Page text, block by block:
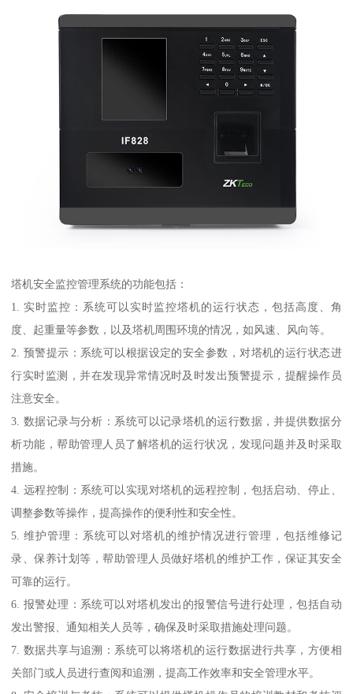
塔机安全监控管理系统的功能包括：
1. 实时监控：系统可以实时监控塔机的运行状态，包括高度、角
度、起重量等参数，以及塔机周围环境的情况，如风速、风向等。
2. 预警提示：系统可以根据设定的安全参数，对塔机的运行状态进
行实时监测，并在发现异常情况时及时发出预警提示，提醒操作员
注意安全。
3. 数据记录与分析：系统可以记录塔机的运行数据，并提供数据分
析功能，帮助管理人员了解塔机的运行状况，发现问题并及时采取
措施。
4. 远程控制：系统可以实现对塔机的远程控制，包括启动、停止、
调整参数等操作，提高操作的便利性和安全性。
5. 维护管理：系统可以对塔机的维护情况进行管理，包括维修记
录、保养计划等，帮助管理人员做好塔机的维护工作，保证其安全
可靠的运行。
6. 报警处理：系统可以对塔机发出的报警信号进行处理，包括自动
发出警报、通知相关人员等，确保及时采取措施处理问题。
7. 数据共享与追溯：系统可以将塔机的运行数据进行共享，方便相
关部门或人员进行查阅和追溯，提高工作效率和安全管理水平。